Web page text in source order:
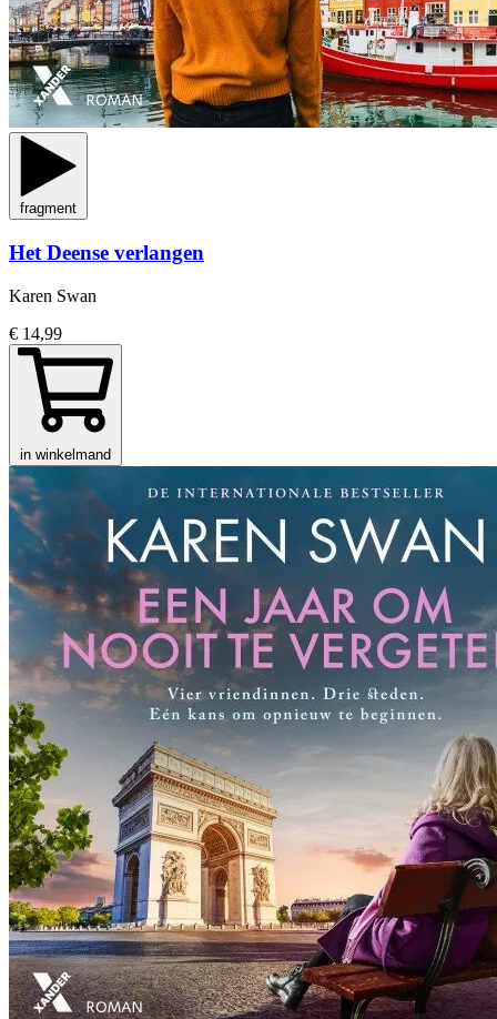
fragment
Het Deense verlangen
Karen Swan
€ 14,99
in winkelmand